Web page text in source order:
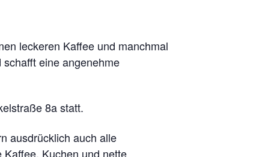
leckeren Kaffee und manchmal
eine angenehme
8a statt.
ausdrücklich auch alle
Kuchen und nette